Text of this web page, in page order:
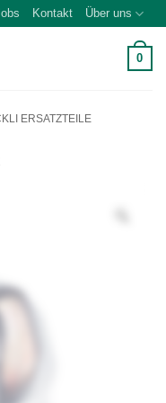
Kontakt Über uns
0
ERSATZTEILE